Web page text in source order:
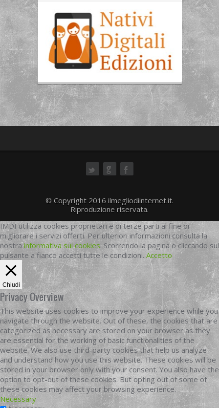
© Copyright 2016 ilmegliodiinternet.it.
Riproduzione riservata.
IMDI utilizza cookies proprietari e di terze parti al fine di
migliorare i servizi offerti. Per ulteriori informazioni consulta la
nostrainformativa sui cookies. Scorrendo la pagina o cliccando sul
pulsante a fianco accetti tutte le condizioni. Accetto
Chiudi
Privacy Overview
This website uses cookies to improve your experience while you
navigate through the website. Out of these, the cookies that are
categorized as necessary are stored on your browser as they
are essential for the working of basic functionalities of the
website. We also use third-party cookies that help us analyze
and understand how you use this website. These cookies will be
stored in your browser only with your consent. You also have the
option to opt-out of these cookies. But opting out of some of
these cookies may affect your browsing experience.
Necessary